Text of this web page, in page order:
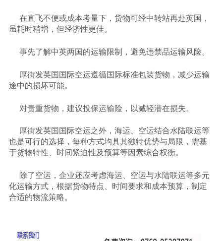
在直飞不便或成本考量下，货物可经中转站再赴英国，
虽耗时稍增，但经济性更佳。
事先了解中英两国的运输限制，避免违禁品运输风险。
厚街发英国国际空运遵循国际标准包装货物，减少运输
途中的损坏可能。
对贵重货物，建议投保运输险，以减轻潜在损失。
厚街发英国国际空运之外，海运、空运结合水陆联运等
也是可行的选择，每种方式均具其独特优势与局限，需基
于货物特性、时间紧迫性及预算等因素综合权衡。
除了空运，企业还应考虑海运、空运与水陆联运等多元
化运输方式，根据货物特点、时间要求和成本预算，制定
合适的物流策略。